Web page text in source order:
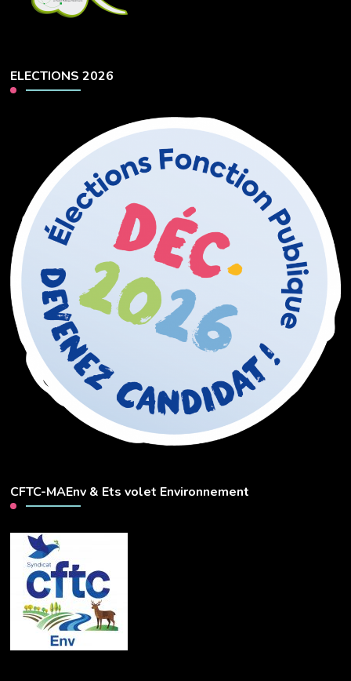
ELECTIONS 2026
CFTC-MAEnv & Ets volet Environnement